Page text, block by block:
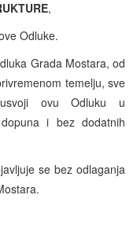
,
Odluke.
Grada Mostara, od
temelju, sve
ovu Odluku u
i bez dodatnih
se bez odlaganja